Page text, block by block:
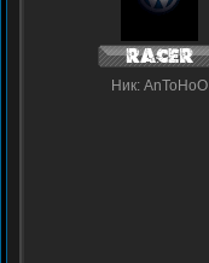
Ник: AnToHoO